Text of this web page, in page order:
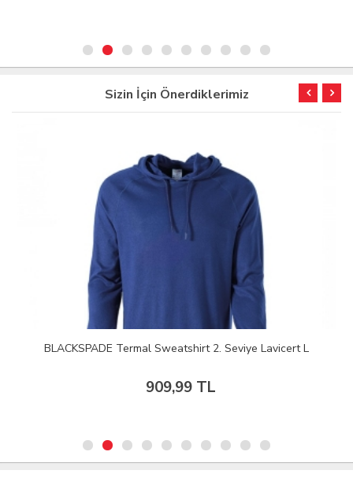
Sizin İçin Önerdiklerimiz
BLACKSPADE Termal Sweatshirt 2. Seviye Lavicert L
909,99 TL